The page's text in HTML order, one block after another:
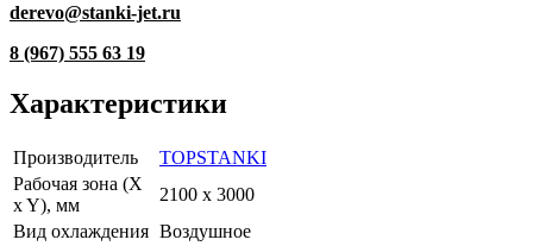
derevo@stanki-jet.ru
8 (967) 555 63 19
Характеристики
Производитель
TOPSTANKI
Рабочая зона (X
x Y), мм
2100 x 3000
Вид охлаждения Воздушное